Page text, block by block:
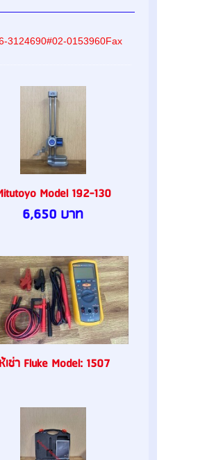
0153960Fax
Model 192-130
6,650 บาท
เช่า Fluke Model: 1507